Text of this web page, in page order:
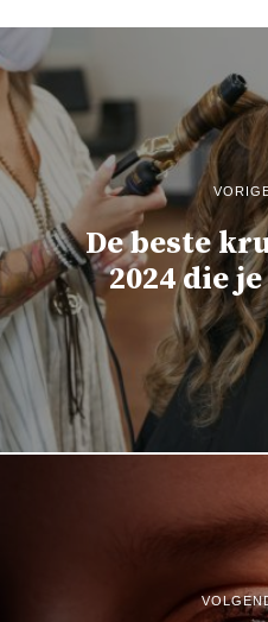
De beste
2024 die